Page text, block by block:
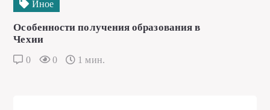
Иное
Особенности получения образования в
Чехии
0 0 1 мин.